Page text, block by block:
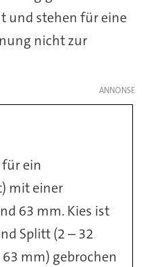
und stehen für eine
nicht zur
ein
mit einer
63 mm. Kies ist
Splitt (2 – 32
mm) gebrochen